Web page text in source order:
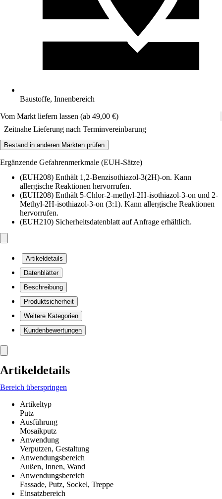
Baustoffe, Innenbereich
Vom Markt liefern lassen (ab 49,00 €)
Zeitnahe Lieferung nach Terminvereinbarung
Bestand in anderen Märkten prüfen
Ergänzende Gefahrenmerkmale (EUH-Sätze)
(EUH208) Enthält 1,2-Benzisothiazol-3(2H)-on. Kann
allergische Reaktionen hervorrufen.
(EUH208) Enthält 5-Chlor-2-methyl-2H-isothiazol-3-on und 2-
Methyl-2H-isothiazol-3-on (3:1). Kann allergische Reaktionen
hervorrufen.
(EUH210) Sicherheitsdatenblatt auf Anfrage erhältlich.
Artikeldetails
Datenblätter
Beschreibung
Produktsicherheit
Weitere Kategorien
Kundenbewertungen
Artikeldetails
Bereich überspringen
Artikeltyp
Putz
Ausführung
Mosaikputz
Anwendung
Verputzen, Gestaltung
Anwendungsbereich
Außen, Innen, Wand
Anwendungsbereich
Fassade, Putz, Sockel, Treppe
Einsatzbereich